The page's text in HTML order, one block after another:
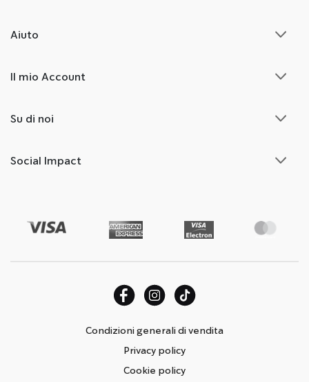
Aiuto
Il mio Account
Su di noi
Social Impact
Condizioni generali di vendita
Privacy policy
Cookie policy